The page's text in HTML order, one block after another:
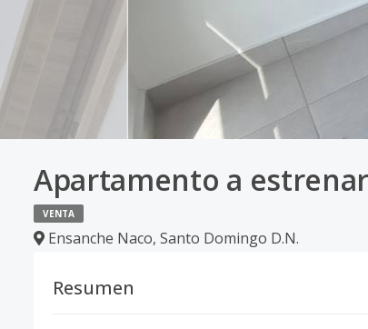
Apartamento a estrenar
VENTA
Ensanche Naco, Santo Domingo D.N.
Resumen